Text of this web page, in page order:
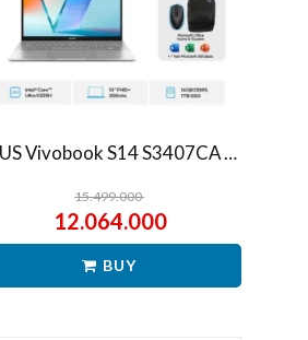
ASUS Vivobook S14 S3407CA Ultra 5 225H 1TB SSD 16GB WUXGA IPS Win11+OHS
15.499.000
12.064.000
BUY